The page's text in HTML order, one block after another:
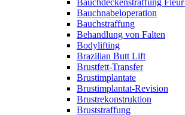
Bauchnabeloperation
Bauchstraffung
Behandlung von Falten
Bodylifting
Brazilian Butt Lift
Brustfett-Transfer
Brustimplantate
Brustimplantat-Revision
Brustrekonstruktion
Bruststraffung